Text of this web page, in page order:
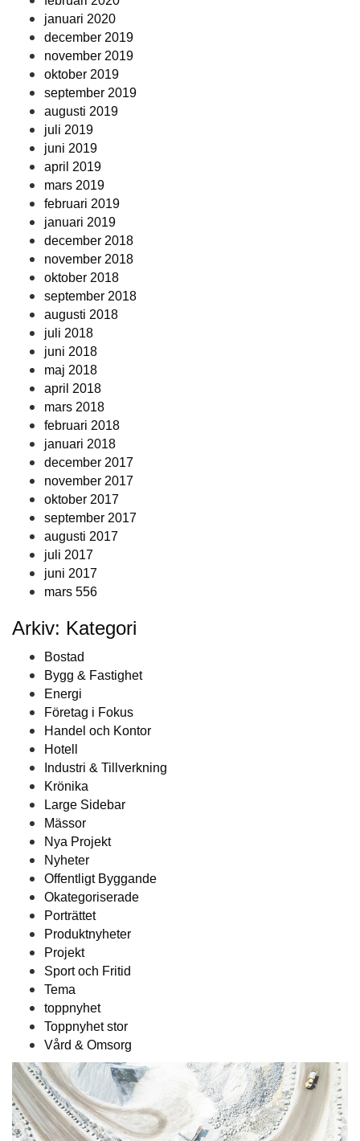
januari 2020
december 2019
november 2019
oktober 2019
september 2019
augusti 2019
juli 2019
juni 2019
april 2019
mars 2019
februari 2019
januari 2019
december 2018
november 2018
oktober 2018
september 2018
augusti 2018
juli 2018
juni 2018
maj 2018
april 2018
mars 2018
februari 2018
januari 2018
december 2017
november 2017
oktober 2017
september 2017
augusti 2017
juli 2017
juni 2017
mars 556
Arkiv: Kategori
Bostad
Bygg & Fastighet
Energi
Företag i Fokus
Handel och Kontor
Hotell
Industri & Tillverkning
Krönika
Large Sidebar
Mässor
Nya Projekt
Nyheter
Offentligt Byggande
Okategoriserade
Porträttet
Produktnyheter
Projekt
Sport och Fritid
Tema
toppnyhet
Toppnyhet stor
Vård & Omsorg